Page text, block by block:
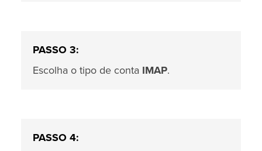
PASSO 3:
Escolha o tipo de conta IMAP.
PASSO 4: